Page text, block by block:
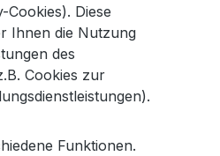
Diese
Ihnen die Nutzung
des
Cookies zur
Funktionen.